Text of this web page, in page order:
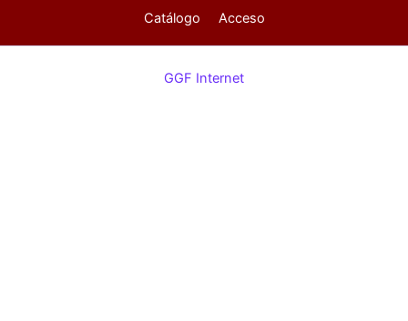
Catálogo Acceso
GGF Internet